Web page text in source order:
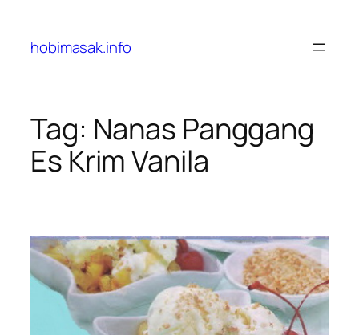
content
hobimasak.info
Tag: Nanas Panggang
Es Krim Vanila